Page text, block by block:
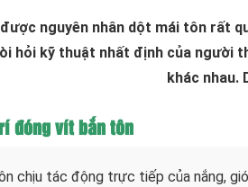
nguyên nhân dột mái tôn rất
hỏi kỹ thuật nhất định của người
khác nhau.
đóng vít bắn tôn
chịu tác động trực tiếp của nắng,